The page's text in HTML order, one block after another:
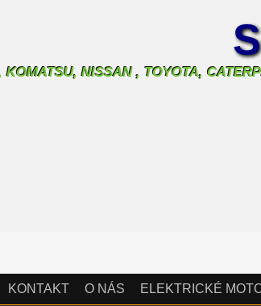
NISSAN , TOYOTA,
KONTAKT O NÁS ELEKTRICKÉ